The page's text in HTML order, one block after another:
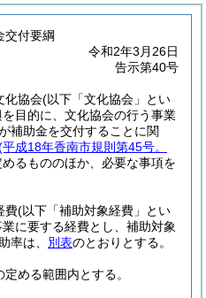
交付要綱
令和2年3月26日
告示第40号
化協会(以下「文化協会」とい
目的に、文化協会の行う事業
補助金を交付することに関
平成18年香南市規則第45号。
めるもののほか、必要な事項を
費(以下「補助対象経費」とい
に要する経費とし、補助対象
率は、 別表のとおりとする。
める範囲内とする。